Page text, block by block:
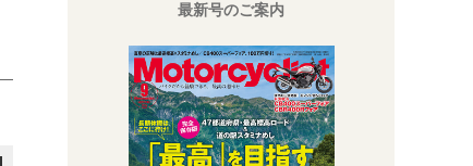
最新号のご案内